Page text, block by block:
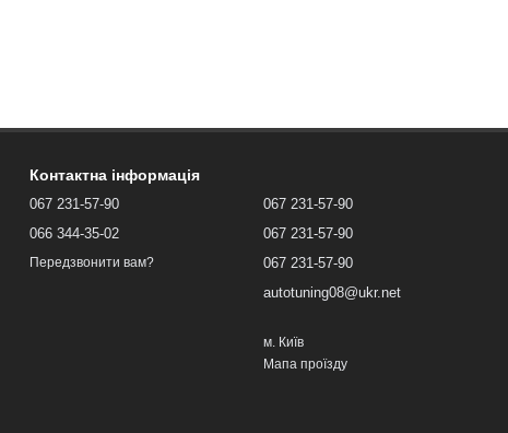
Контактна інформація
067 231-57-90
066 344-35-02
Передзвонити вам?
067 231-57-90
067 231-57-90
067 231-57-90
autotuning08@ukr.net
м. Київ
Мапа проїзду